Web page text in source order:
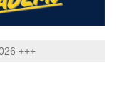
+++